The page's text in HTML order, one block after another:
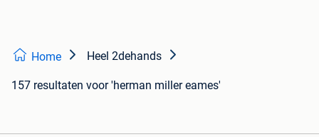
Home Heel 2dehands
157 resultaten voor 'herman miller eames'